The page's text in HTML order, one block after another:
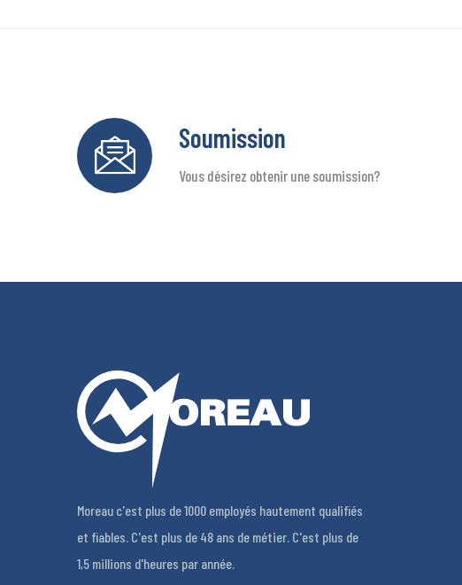
Soumission
Vous désirez obtenir une soumission?
Moreau c'est plus de 1000 employés hautement qualifiés
et fiables. C'est plus de 48 ans de métier. C'est plus de
1,5 millions d'heures par année.